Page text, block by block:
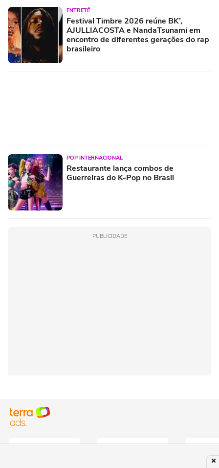
ENTRETÊ
Festival Timbre 2026 reúne BK’,
AJULLIACOSTA e NandaTsunami em
encontro de diferentes gerações do rap
brasileiro
POP INTERNACIONAL
Restaurante lança combos de
Guerreiras do K-Pop no Brasil
PUBLICIDADE